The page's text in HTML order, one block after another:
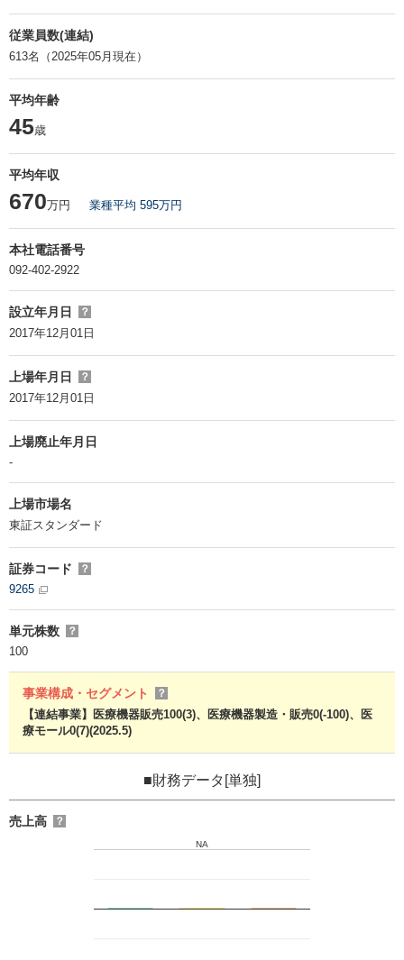
従業員数(連結)
613名（2025年05月現在）
平均年齢
45歳
平均年収
670万円 業種平均 595万円
本社電話番号
092-402-2922
設立年月日 ？
2017年12月01日
上場年月日 ？
2017年12月01日
上場廃止年月日
-
上場市場名
東証スタンダード
証券コード ？
9265
単元株数 ？
100
事業構成・セグメント ？
【連結事業】医療機器販売100(3)、医療機器製造・販売0(-100)、医
療モール0(7)(2025.5)
■財務データ[単独]
売上高 ？
NA